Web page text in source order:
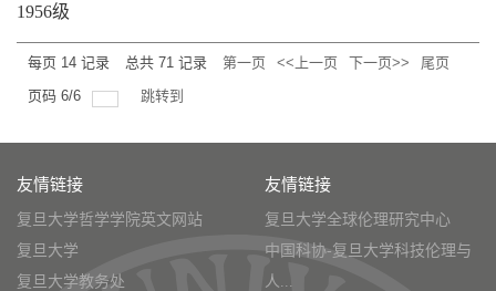
1956级
每页 14 记录 总共 71 记录 第一页 <<上一页 下一页>>
尾页
页码 6/6 跳转到
友情链接
复旦大学哲学学院英文网站
复旦大学
复旦大学教务处
友情链接
复旦大学全球伦理研究中心
中国科协-复旦大学科技伦理与
人...